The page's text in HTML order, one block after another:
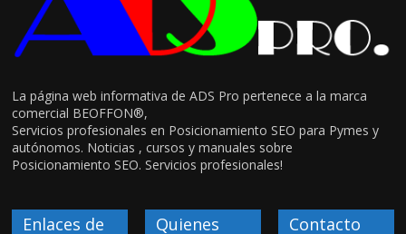
La página web informativa de ADS Pro pertenece a la marca
comercial BEOFFON®,
Servicios profesionales en Posicionamiento SEO para Pymes y
autónomos. Noticias , cursos y manuales sobre
Posicionamiento SEO. Servicios profesionales!
Enlaces de
Quienes
Contacto